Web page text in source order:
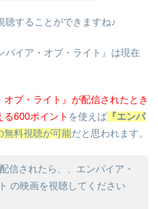
聴することができますね♪
パイア・オブ・ライト』は現在
オブ・ライト』が配信されたとき
600ポイント を使えば 『エンパ
無料視聴が可能だと思われます。
信されたら、、エンパイア・
の映画を視聴してください